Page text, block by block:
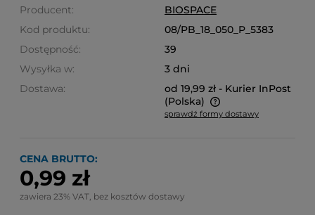
Producent:
BIOSPACE
Kod produktu:
08/PB_18_050_P_5383
Dostępność:
39
Wysyłka w:
3 dni
Dostawa:
od 19,99 zł - Kurier InPost
(Polska)
Cena nie zawiera ewentualnych kosztów płatności
sprawdź formy dostawy
CENA BRUTTO:
0,99 zł
zawiera 23% VAT, bez kosztów dostawy